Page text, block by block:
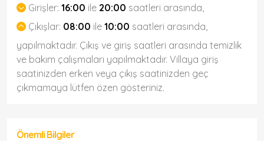
Girişler: 16:00 ile 20:00 saatleri arasında,
Çıkışlar: 08:00 ile 10:00 saatleri arasında,
yapılmaktadır. Çıkış ve giriş saatleri arasında temizlik
ve bakım çalışmaları yapılmaktadır. Villaya giriş
saatinizden erken veya çıkış saatinizden geç
çıkmamaya lütfen özen gösteriniz.
Önemli Bilgiler